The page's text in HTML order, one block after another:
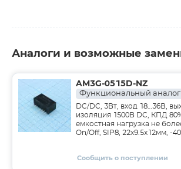
Аналоги и возможные
AM3G-0515D-NZ
Функциональный аналог
DC/DC, 3Вт, вход 18…36В,
изоляция 1500В DC, КПД
емкостная нагрузка не
On/Off, SIP8, 22x9.5x12мм, -
Сообщить о поступлении